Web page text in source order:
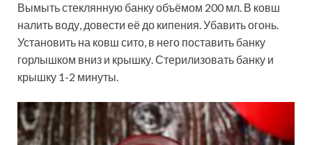
Вымыть стеклянную банку объёмом 200 мл. В ковш
налить воду, довести её до кипения. Убавить огонь.
Установить на ковш сито, в него поставить банку
горлышком вниз и крышку. Стерилизовать банку и
крышку 1-2 минуты.